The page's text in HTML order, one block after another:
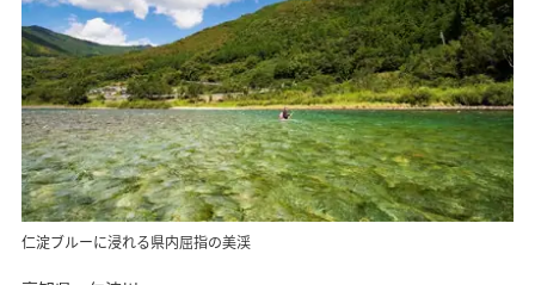
仁淀ブルーに浸れる県内屈指の美渓